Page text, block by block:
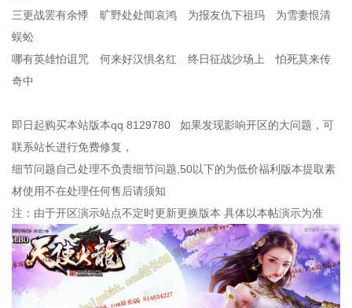
三更战罢有余悸 旷野处处闻哀鸿 为报友仇下祖玛 为雪妻恨清
蜈蚣
哪有英雄怕诅咒 何来好汉惧名红 终日征战沙场上 怕死莫来传
奇中
即日起购买本站版本qq 8129780 如果发现影响开区的大问题，可
联系站长进行免费修复，
细节问题自己处理不负责细节问题,50以下的为低价福利版本提取素
材使用不在处理任何售后请须知
注：由于开区演示站点不定时更新更换版本 具体以本帖演示为准